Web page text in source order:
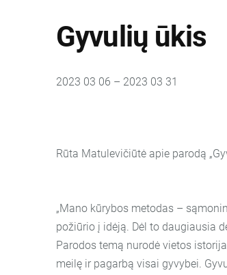
Gyvulių ūkis
2023 03 06 – 2023 03 31
Rūta Matulevičiūtė apie parodą
„Mano kūrybos metodas –
požiūrio į idėją. Dėl to daugiausia
Parodos temą nurodė vietos
meilę ir pagarbą visai gyvybei.